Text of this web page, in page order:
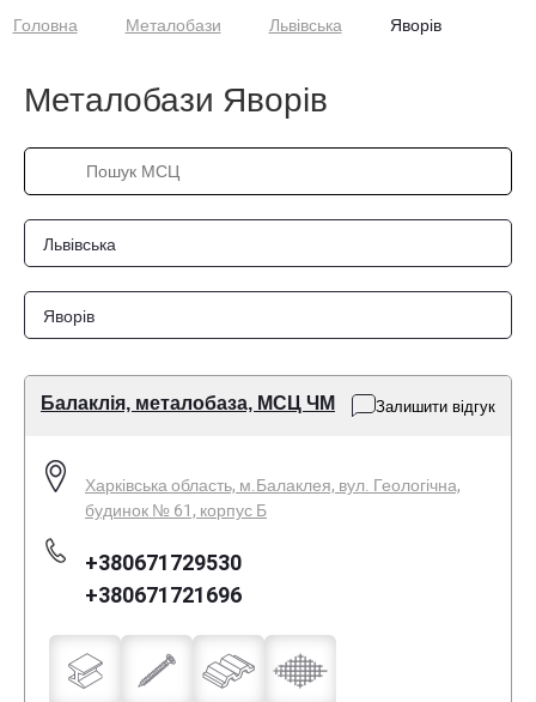
Головна Металобази Львівська Яворів
Металобази Яворів
Львівська
Яворів
Балаклія, металобаза, МСЦ ЧМ Залишити відгук
Харківська область, м.Балаклея, вул. Геологічна,
будинок № 61, корпус Б
+380671729530
+380671721696